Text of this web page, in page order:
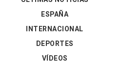
ESPAÑA
INTERNACIONAL
DEPORTES
VÍDEOS